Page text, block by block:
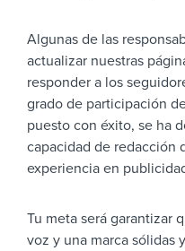
Algunas de las
actualizar nuestras
responder a los
grado de participación
puesto con éxito, se ha
capacidad de redacción
experiencia en
Tu meta será garantizar
voz y una marca sólidas